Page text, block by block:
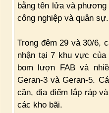
bằng tên lửa và
công nghiệp và quân sự.
Trong đêm 29 và 30/6,
nhận tại 7 khu vực của
bom lượn FAB và
Geran-3 và Geran-5.
cần, địa điểm lắp ráp
các kho bãi.